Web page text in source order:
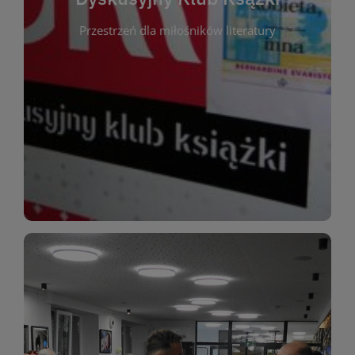
Przestrzeń dla miłośników literatury
Dyskusyjny Klub Ksążki
Dyskusyjny Klub Książki to przestrzeń dla
miłośników literatury, którzy lubią dzielić się
opiniami i emocjami po lekturze. Spotykamy się
regularnie, by rozmawiać o wybranych tytułach z
różnych gatunków literackich. Każde spotkanie to
okazja do inspirującej dyskusji, wymiany
miłośników estetycznych doznań!
WIĘCEJ